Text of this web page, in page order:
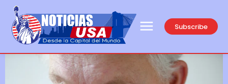
Subscribe